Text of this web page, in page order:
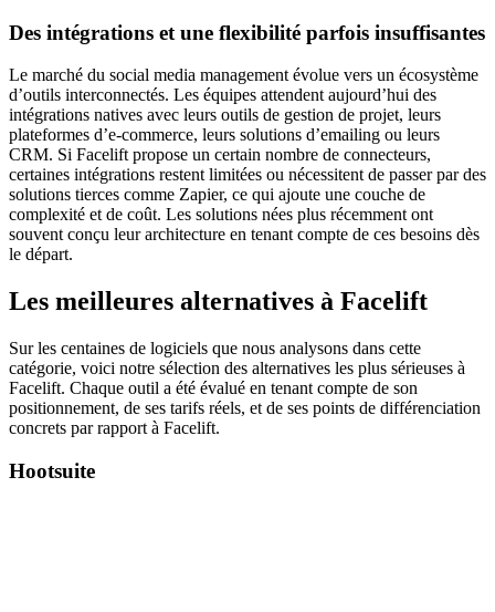
Des intégrations et une flexibilité parfois insuffisantes
Le marché du social media management évolue vers un écosystème
d’outils interconnectés. Les équipes attendent aujourd’hui des
intégrations natives avec leurs outils de gestion de projet, leurs
plateformes d’e-commerce, leurs solutions d’emailing ou leurs
CRM. Si Facelift propose un certain nombre de connecteurs,
certaines intégrations restent limitées ou nécessitent de passer par des
solutions tierces comme Zapier, ce qui ajoute une couche de
complexité et de coût. Les solutions nées plus récemment ont
souvent conçu leur architecture en tenant compte de ces besoins dès
le départ.
Les meilleures alternatives à Facelift
Sur les centaines de logiciels que nous analysons dans cette
catégorie, voici notre sélection des alternatives les plus sérieuses à
Facelift. Chaque outil a été évalué en tenant compte de son
positionnement, de ses tarifs réels, et de ses points de différenciation
concrets par rapport à Facelift.
Hootsuite